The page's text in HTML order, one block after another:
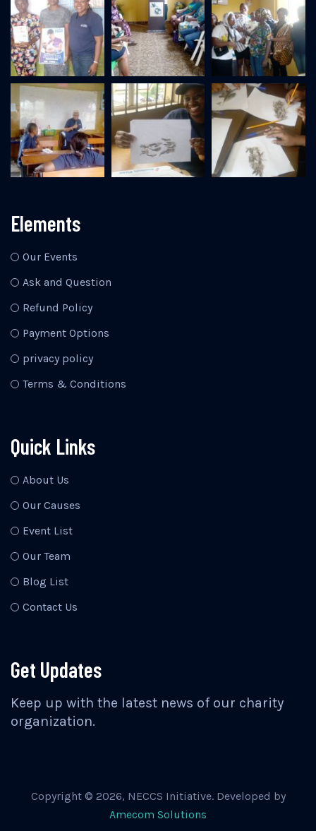
Elements
Our Events
Ask and Question
Refund Policy
Payment Options
privacy policy
Terms & Conditions
Quick Links
About Us
Our Causes
Event List
Our Team
Blog List
Contact Us
Get Updates
Keep up with the latest news of our charity
organization.
Copyright © 2026, NECCS Initiative. Developed by
Amecom Solutions